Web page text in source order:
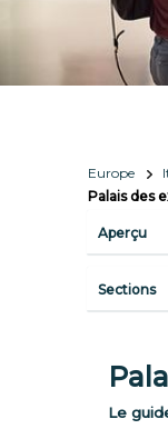
Europe
Palais des
Aperçu
Sections
Le